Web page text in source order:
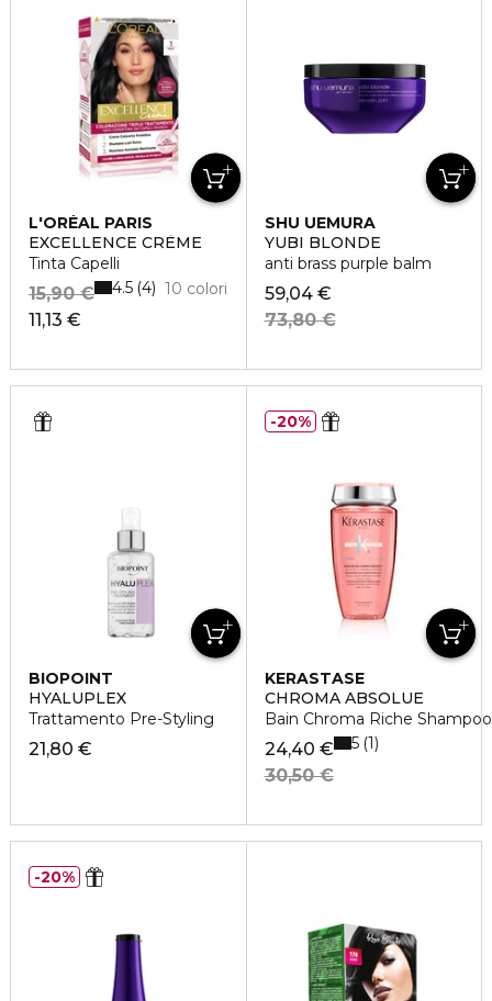
L'ORÉAL PARIS
EXCELLENCE CRÈME
Tinta Capelli
11,13 €
15,90 € 10 colori
4.5 4
SHU UEMURA
YUBI BLONDE
anti brass purple balm
59,04 €
73,80 €
BIOPOINT
HYALUPLEX
Trattamento Pre-Styling
21,80 €
KERASTASE
CHROMA ABSOLUE
Bain Chroma Riche Shampoo
24,40 €
30,50 €
5 1
20%
20%